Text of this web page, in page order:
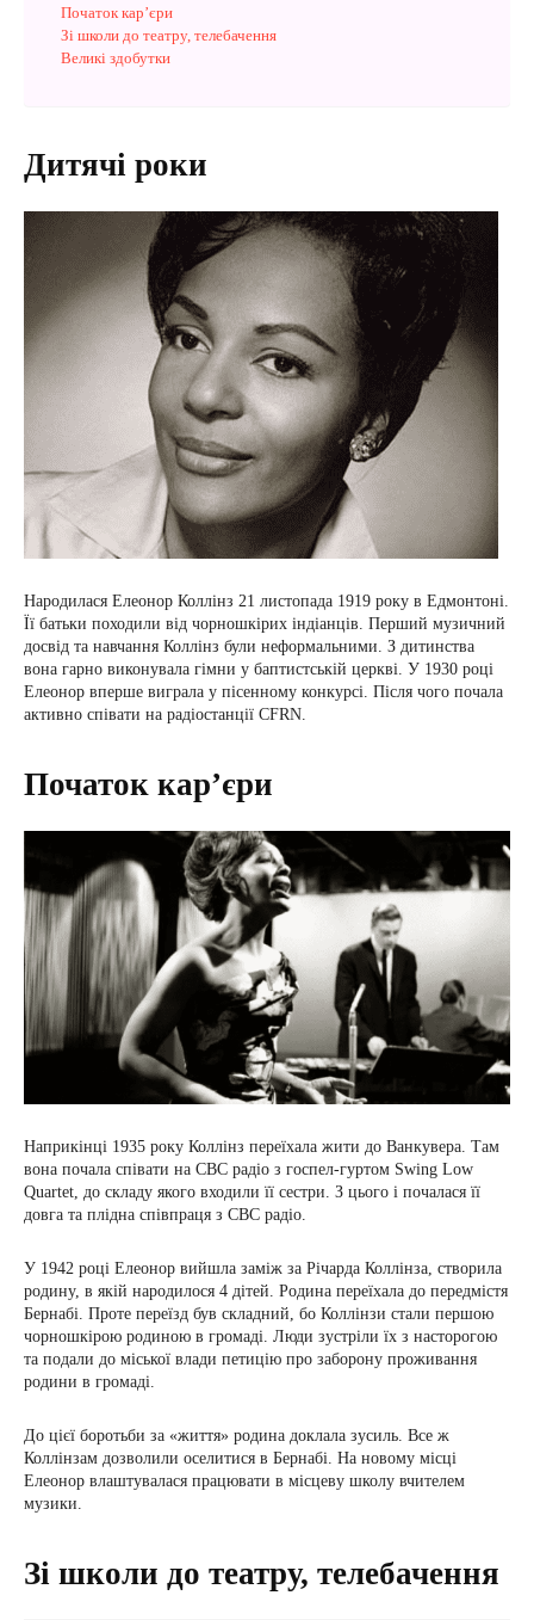
Початок кар’єри
Зі школи до театру, телебачення
Великі здобутки
Дитячі роки
Народилася Елеонор Коллінз 21 листопада 1919 року в Едмонтоні.
Її батьки походили від чорношкірих індіанців. Перший музичний
досвід та навчання Коллінз були неформальними. З дитинства
вона гарно виконувала гімни у баптистській церкві. У 1930 році
Елеонор вперше виграла у пісенному конкурсі. Після чого почала
активно співати на радіостанції CFRN.
Початок кар’єри
Наприкінці 1935 року Коллінз переїхала жити до Ванкувера. Там
вона почала співати на СВС радіо з госпел-гуртом Swing Low
Quartet, до складу якого входили її сестри. З цього і почалася її
довга та плідна співпраця з СВС радіо.
У 1942 році Елеонор вийшла заміж за Річарда Коллінза, створила
родину, в якій народилося 4 дітей. Родина переїхала до передмістя
Бернабі. Проте переїзд був складний, бо Коллінзи стали першою
чорношкірою родиною в громаді. Люди зустріли їх з насторогою
та подали до міської влади петицію про заборону проживання
родини в громаді.
До цієї боротьби за «життя» родина доклала зусиль. Все ж
Коллінзам дозволили оселитися в Бернабі. На новому місці
Елеонор влаштувалася працювати в місцеву школу вчителем
музики.
Зі школи до театру, телебачення